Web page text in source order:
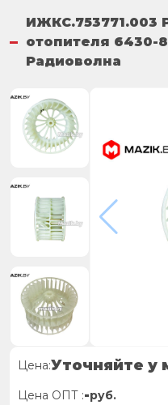
ИЖКС.753771.003
отопителя 6430-
Радиоволна
Цена:Уточняйте у
Цена ОПТ :-руб.